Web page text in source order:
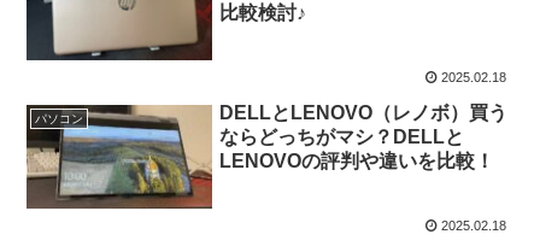
比較検討♪
2025.02.18
パソコン
DELLとLENOVO（レノボ）買う
ならどっちがマシ？DELLと
LENOVOの評判や違いを比較！
2025.02.18